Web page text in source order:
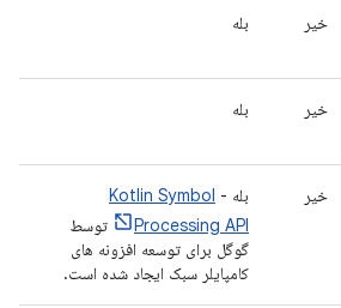
خیر بله
خیر بله
خیر بله - Kotlin Symbol
Processing API
توسط
گوگل برای توسعه افزونه های
کامپایلر سبک ایجاد شده است.